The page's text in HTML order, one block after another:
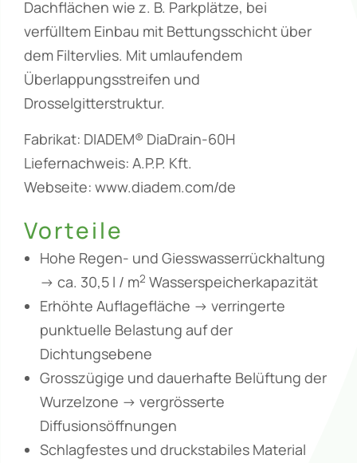
Dachflächen wie z. B. Parkplätze, bei
verfülltem Einbau mit Bettungsschicht über
dem Filtervlies. Mit umlaufendem
Überlappungsstreifen und
Drosselgitterstruktur.
Fabrikat: DIADEM® DiaDrain-60H
Liefernachweis: A.P.P. Kft.
Webseite: www.diadem.com/de
Vorteile
Hohe Regen- und Giesswasserrückhaltung
-> ca. 30,5 l / m2 Wasserspeicherkapazität
Erhöhte Auflagefläche -> verringerte
punktuelle Belastung auf der
Dichtungsebene
Grosszügige und dauerhafte Belüftung der
Wurzelzone -> vergrösserte
Diffusionsöffnungen
Schlagfestes und druckstabiles Material